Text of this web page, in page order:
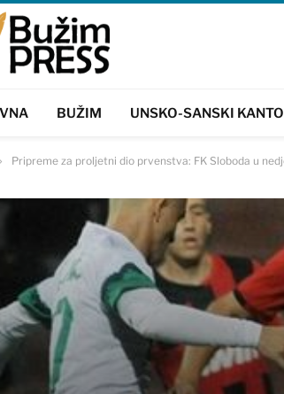
BUŽIM UNSKO-SANSKI
Pripreme za proljetni dio prvenstva: FK Sloboda u